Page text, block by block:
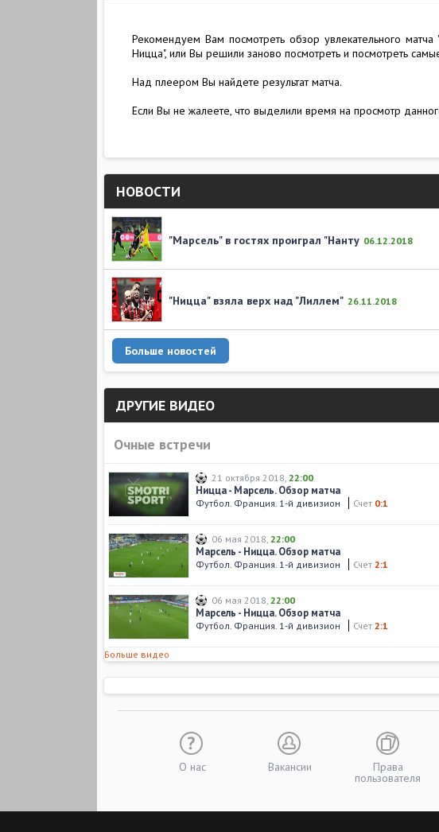
Рекомендуем Вам посмотреть обзор увлекательного
Ницца", или Вы решили заново посмотреть и посмотреть
Над плеером Вы найдете результат матча.
Если Вы не жалеете, что выделили время на просмотр
НОВОСТИ
"Марсель" в гостях проиграл "Нанту 06.12.2018
"Ницца" взяла верх над "Лиллем" 26.11.2018
Больше новостей
ДРУГИЕ ВИДЕО
Очные встречи
21 октября 2018, 22:00
Ницца - Марсель. Обзор матча
Футбол. Франция. 1-й дивизион Счет 0:1
06 мая 2018, 22:00
Марсель - Ницца. Обзор матча
Футбол. Франция. 1-й дивизион Счет 2:1
06 мая 2018, 22:00
Марсель - Ницца. Обзор матча
Футбол. Франция. 1-й дивизион Счет 2:1
Больше видео
О нас Вакансии Права
пользователя